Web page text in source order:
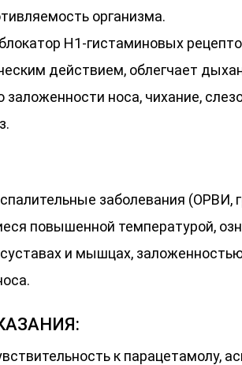
организма.
H1-гистаминовых
действием, облегчает
заложенности носа, чихание,
заболевания (ОРВИ,
повышенной температурой,
и мышцах,
к парацетамолу,